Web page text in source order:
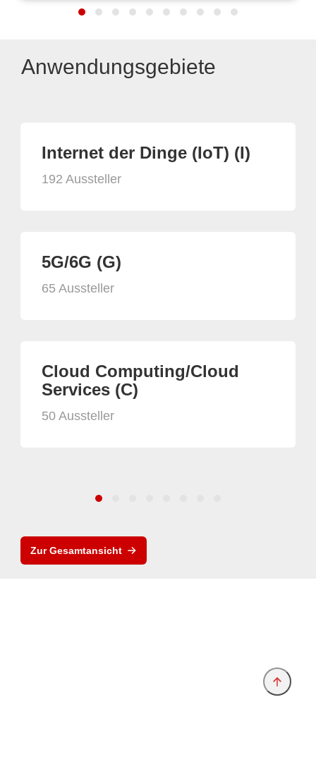
Anwendungsgebiete
Internet der Dinge (IoT) (I)
192 Aussteller
5G/6G (G)
65 Aussteller
Cloud Computing/Cloud
Services (C)
50 Aussteller
Zur Gesamtansicht